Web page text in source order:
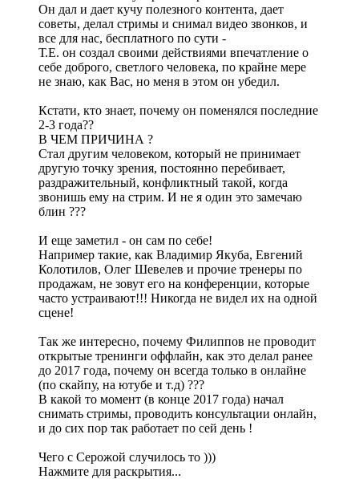
Он дал и дает кучу полезного контента, дает
советы, делал стримы и снимал видео звонков, и
все для нас, бесплатного по сути -
Т.Е. он создал своими действиями впечатление о
себе доброго, светлого человека, по крайне мере
не знаю, как Вас, но меня в этом он убедил.
Кстати, кто знает, почему он поменялся последние
2-3 года??
В ЧЕМ ПРИЧИНА ?
Стал другим человеком, который не принимает
другую точку зрения, постоянно перебивает,
раздражительный, конфликтный такой, когда
звонишь ему на стрим. И не я один это замечаю
блин ???
И еще заметил - он сам по себе!
Например такие, как Владимир Якуба, Евгений
Колотилов, Олег Шевелев и прочие тренеры по
продажам, не зовут его на конференции, которые
часто устраивают!!! Никогда не видел их на одной
сцене!
Так же интересно, почему Филиппов не проводит
открытые тренинги оффлайн, как это делал ранее
до 2017 года, почему он всегда только в онлайне
(по скайпу, на ютубе и т.д) ???
В какой то момент (в конце 2017 года) начал
снимать стримы, проводить консультации онлайн,
и до сих пор так работает по сей день !
Чего с Серожой случилось то )))
Нажмите для раскрытия...